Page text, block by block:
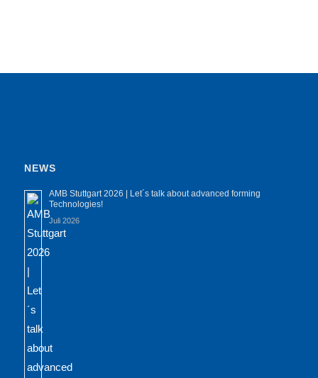
NEWS
AMB Stuttgart 2026 | Let´s talk about advanced forming
Technologies!
Juli 2026